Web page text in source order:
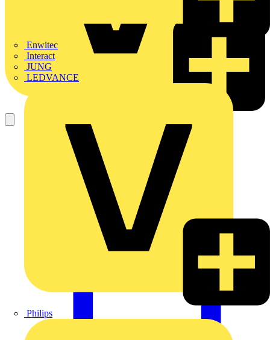
Enwitec
Interact
JUNG
LEDVANCE
Philips